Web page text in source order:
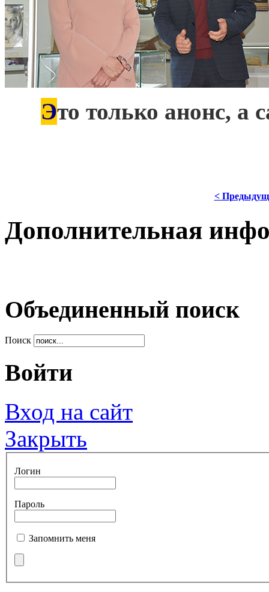
Это только анонс, а
<
Дополнительная
Объединенный поиск
Поиск
Войти
Вход на сайт
Закрыть
Логин
Пароль
Запомнить меня